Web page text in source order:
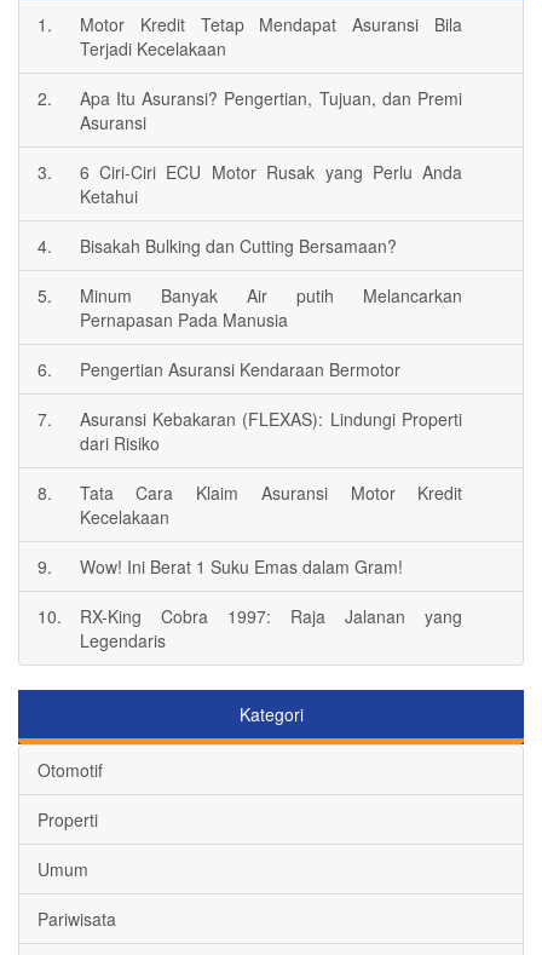
1.
Motor Kredit Tetap Mendapat Asuransi Bila
Terjadi Kecelakaan
2.
Apa Itu Asuransi? Pengertian, Tujuan, dan Premi
Asuransi
3.
6 Ciri-Ciri ECU Motor Rusak yang Perlu Anda
Ketahui
4. Bisakah Bulking dan Cutting Bersamaan?
5.
Minum Banyak Air putih Melancarkan
Pernapasan Pada Manusia
6. Pengertian Asuransi Kendaraan Bermotor
7.
Asuransi Kebakaran (FLEXAS): Lindungi Properti
dari Risiko
8.
Tata Cara Klaim Asuransi Motor Kredit
Kecelakaan
9. Wow! Ini Berat 1 Suku Emas dalam Gram!
10.
RX-King Cobra 1997: Raja Jalanan yang
Legendaris
Kategori
Otomotif
Properti
Umum
Pariwisata